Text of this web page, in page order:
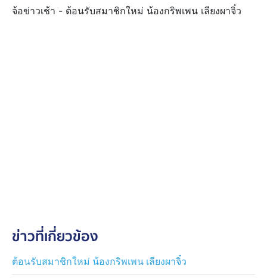
จ้อข่าวเช้า - ต้อนรับสมาชิกใหม่ น้องกริพเพน เลียงผาจิ๋ว
ข่าวที่เกี่ยวข้อง
ต้อนรับสมาชิกใหม่ น้องกริพเพน เลียงผาจิ๋ว